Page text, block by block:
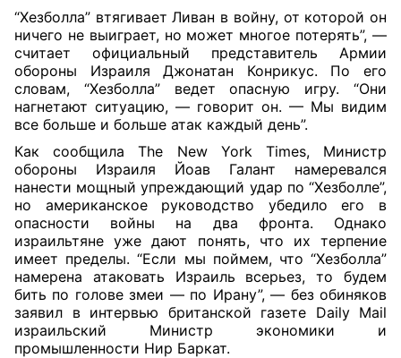
“Хезболла” втягивает Ливан в войну, от которой он
ничего не выиграет, но может многое потерять”, —
считает официальный представитель Армии
обороны Израиля Джонатан Конрикус. По его
словам, “Хезболла” ведет опасную игру. “Они
нагнетают ситуацию, — говорит он. — Мы видим
все больше и больше атак каждый день”.
Как сообщила The New York Times, Министр
обороны Израиля Йоав Галант намеревался
нанести мощный упреждающий удар по “Хезболле”,
но американское руководство убедило его в
опасности войны на два фронта. Однако
израильтяне уже дают понять, что их терпение
имеет пределы. “Если мы поймем, что “Хезболла”
намерена атаковать Израиль всерьез, то будем
бить по голове змеи — по Ирану”, — без обиняков
заявил в интервью британской газете Daily Mail
израильский Министр экономики и
промышленности Нир Баркат.